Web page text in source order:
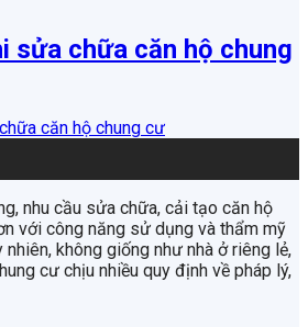
sửa chữa căn hộ chung
nhu cầu sửa chữa, cải tạo căn hộ
với công năng sử dụng và thẩm mỹ
nhiên, không giống như nhà ở riêng lẻ,
cư chịu nhiều quy định về pháp lý,